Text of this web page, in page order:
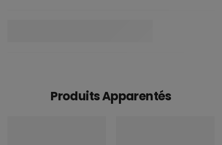
Produits Apparentés